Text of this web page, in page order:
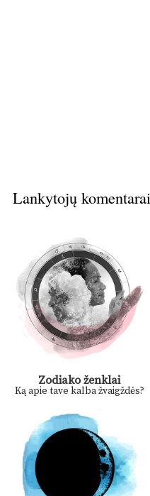
Lankytojų komentarai
Zodiako ženklai
Ką apie tave kalba žvaigždės?